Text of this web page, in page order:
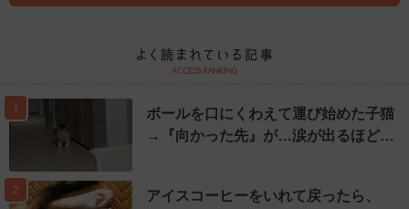
1
ボールを口にくわえて運び始めた子猫
→『向かった先』が…涙が出るほど…
2
アイスコーヒーをいれて戻ったら、